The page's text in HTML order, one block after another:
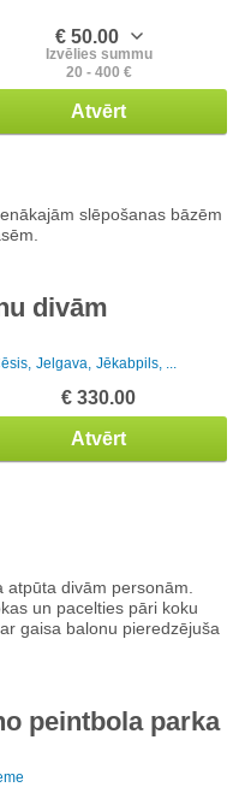
€ 50.00
Izvēlies summu
20 - 400 €
Atvērt
slēpošanas bāzēm
divām
Jelgava, Jēkabpils, ...
€ 330.00
Atvērt
divām personām.
un pacelties pāri koku
gaisa balonu pieredzējuša
peintbola parka